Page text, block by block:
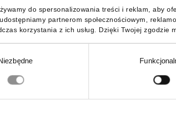
do spersonalizowania treści i reklam, aby
partnerom społecznościowym,
korzystania z ich usług. Dzięki Twojej
drzwi RAL 9003 A-
RZ12/PD
294,02 złbrutto
drzwi
RZ12E/
278,00